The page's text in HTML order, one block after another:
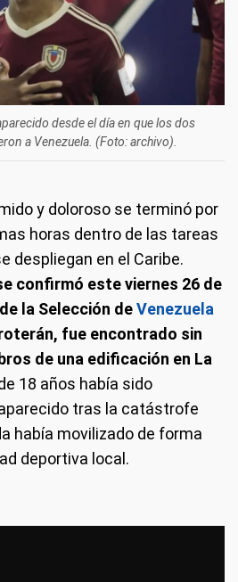
desde el día en que los dos
a Venezuela. (Foto: archivo).
y doloroso se terminó por
horas dentro de las tareas
despliegan en el Caribe.
confirmó este viernes 26 de
la Selección deVenezuela
fue encontrado sin
de una edificación en La
18 años había sido
tras la catástrofe
había movilizado de forma
deportiva local.